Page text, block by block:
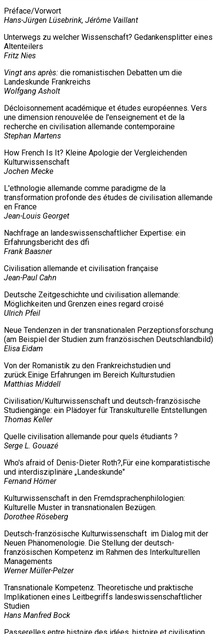
Préface/Vorwort
Hans-Jürgen Lüsebrink, Jérôme Vaillant
Unterwegs zu welcher Wissenschaft? Gedankensplitter eines
Altenteilers
Fritz Nies
Vingt ans après: die romanistischen Debatten um die
Landeskunde Frankreichs
Wolfgang Asholt
Décloisonnement académique et études européennes. Vers
une dimension renouvelée de l'enseignement et de la
recherche en civilisation allemande contemporaine
Stephan Martens
How French Is It? Kleine Apologie der Vergleichenden
Kulturwissenschaft
Jochen Mecke
L'ethnologie allemande comme paradigme de la
transformation profonde des études de civilisation allemande
en France
Jean-Louis Georget
Nachfrage an landeswissenschaftlicher Expertise: ein
Erfahrungsbericht des dfi
Frank Baasner
Civilisation allemande et civilisation française
Jean-Paul Cahn
Deutsche Zeitgeschichte und civilisation allemande:
Möglichkeiten und Grenzen eines regard croisé
Ulrich Pfeil
Neue Tendenzen in der transnationalen Perzeptionsforschung
(am Beispiel der Studien zum französischen Deutschlandbild)
Elisa Eidam
Von der Romanistik zu den Frankreichstudien und
zurück.Einige Erfahrungen im Bereich Kulturstudien
Matthias Middell
Civilisation/Kulturwissenschaft und deutsch-französische
Studiengänge: ein Plädoyer für Transkulturelle Entstellungen
Thomas Keller
Quelle civilisation allemande pour quels étudiants ?
Serge L. Gouazé
Who's afraid of Denis-Dieter Roth?,Für eine komparatistische
und interdisziplinäre „Landeskunde"
Fernand Hörner
Kulturwissenschaft in den Fremdsprachenphilologien:
Kulturelle Muster in transnationalen Bezügen.
Dorothee Röseberg
Deutsch-französische Kulturwissenschaft im Dialog mit der
Neuen Phänomenologie. Die Stellung der deutsch-
französischen Kompetenz im Rahmen des Interkulturellen
Managements
Werner Müller-Pelzer
Transnationale Kompetenz. Theoretische und praktische
Implikationen eines Leitbegriffs landeswissenschaftlicher
Studien
Hans Manfred Bock